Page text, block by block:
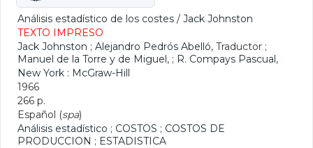
Análisis estadístico de los costes / Jack Johnston
TEXTO IMPRESO
Jack Johnston ; Alejandro Pedrós Abelló, Traductor ;
Manuel de la Torre y de Miguel, ; R. Compays Pascual,
New York : McGraw-Hill
1966
266 p.
Español (spa)
Análisis estadístico ; COSTOS ; COSTOS DE
PRODUCCION ; ESTADISTICA